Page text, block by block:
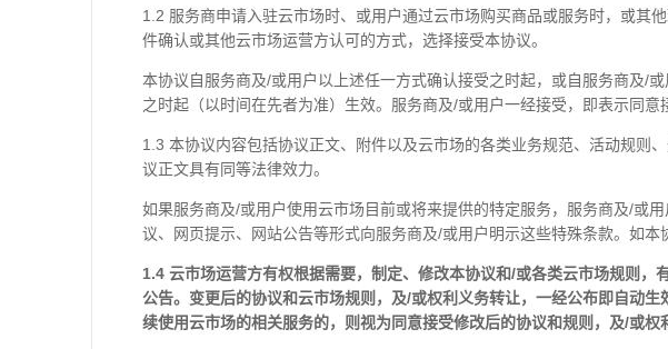
1.2 服务商申请入驻云市场时、或用户通过云市场购买商品或服务时，或其
件确认或其他云市场运营方认可的方式，选择接受本协议。
本协议自服务商及/或用户以上述任一方式确认接受之时起，或自服务商及/
之时起（以时间在先者为准）生效。服务商及/或用户一经接受，即表示同意
1.3 本协议内容包括协议正文、附件以及云市场的各类业务规范、活动规则
议正文具有同等法律效力。
如果服务商及/或用户使用云市场目前或将来提供的特定服务，服务商及/或
议、网页提示、网站公告等形式向服务商及/或用户明示这些特殊条款。如
1.4 云市场运营方有权根据需要，制定、修改本协议和/或各类云市场规则
公告。变更后的协议和云市场规则，及/或权利义务转让，一经公布即自动
续使用云市场的相关服务的，则视为同意接受修改后的协议和规则，及/或权